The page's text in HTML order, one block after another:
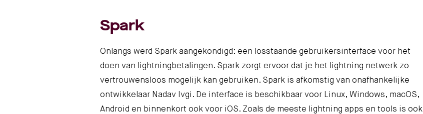
Spark
Onlangs werd Spark aangekondigd: een losstaande gebruikersinterface voor het
doen van lightningbetalingen. Spark zorgt ervoor dat je het lightning netwerk zo
vertrouwensloos mogelijk kan gebruiken. Sparkis afkomstig van onafhankelijke
ontwikkelaar Nadav Ivgi . De interface is beschikbaar voor Linux, Windows, macOS,
Android en binnenkort ook voor iOS. Zoals de meeste lightning apps en tools is ook